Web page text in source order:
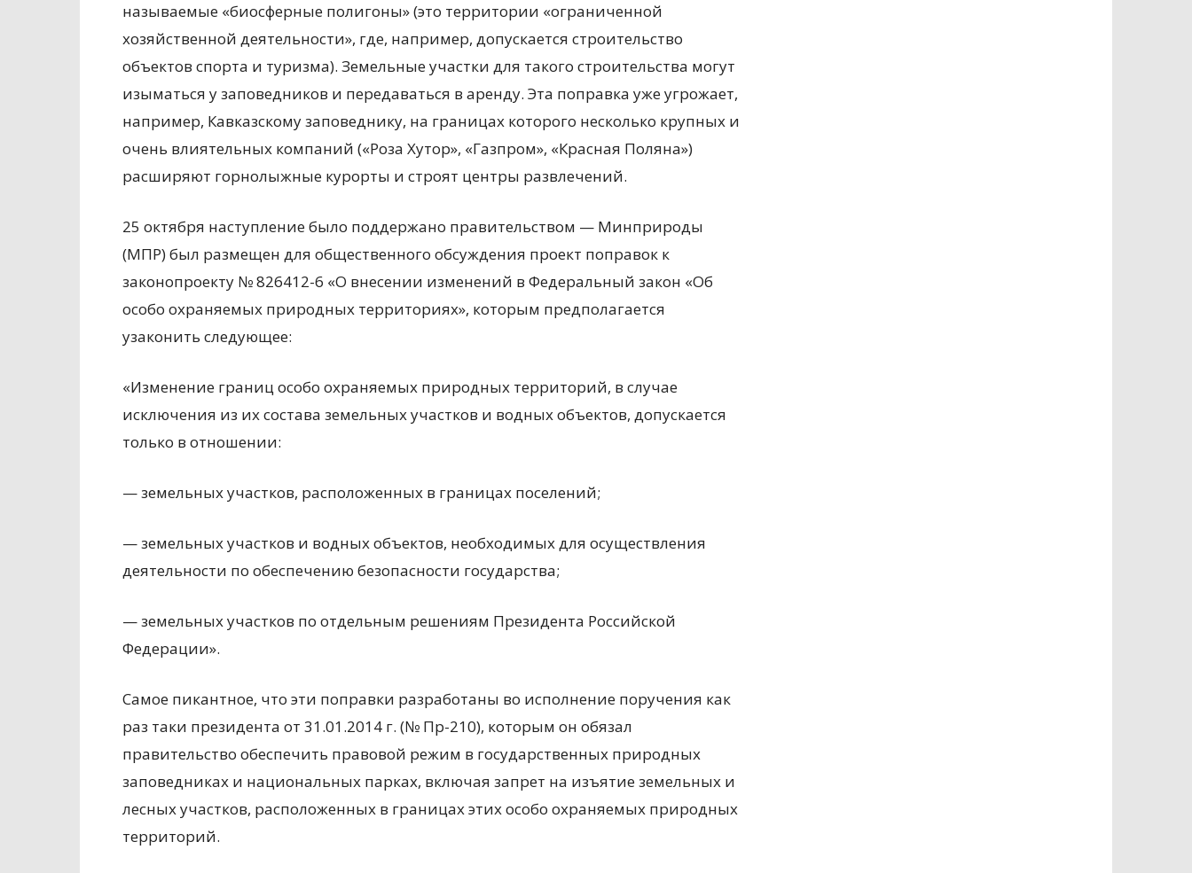
называемые «биосферные полигоны» (это территории «ограниченной
хозяйственной деятельности», где, например, допускается строительство
объектов спорта и туризма). Земельные участки для такого строительства могут
изыматься у заповедников и передаваться в аренду. Эта поправка уже угрожает,
например, Кавказскому заповеднику, на границах которого несколько крупных и
очень влиятельных компаний («Роза Хутор», «Газпром», «Красная Поляна»)
расширяют горнолыжные курорты и строят центры развлечений.
25 октября наступление было поддержано правительством — Минприроды
(МПР) был размещен для общественного обсуждения проект поправок к
законопроекту № 826412-6 «О внесении изменений в Федеральный закон «Об
особо охраняемых природных территориях», которым предполагается
узаконить следующее:
«Изменение границ особо охраняемых природных территорий, в случае
исключения из их состава земельных участков и водных объектов, допускается
только в отношении:
— земельных участков, расположенных в границах поселений;
— земельных участков и водных объектов, необходимых для осуществления
деятельности по обеспечению безопасности государства;
— земельных участков по отдельным решениям Президента Российской
Федерации».
Самое пикантное, что эти поправки разработаны во исполнение поручения как
раз таки президента от 31.01.2014 г. (№ Пр-210), которым он обязал
правительство обеспечить правовой режим в государственных природных
заповедниках и национальных парках, включая запрет на изъятие земельных и
лесных участков, расположенных в границах этих особо охраняемых природных
территорий.